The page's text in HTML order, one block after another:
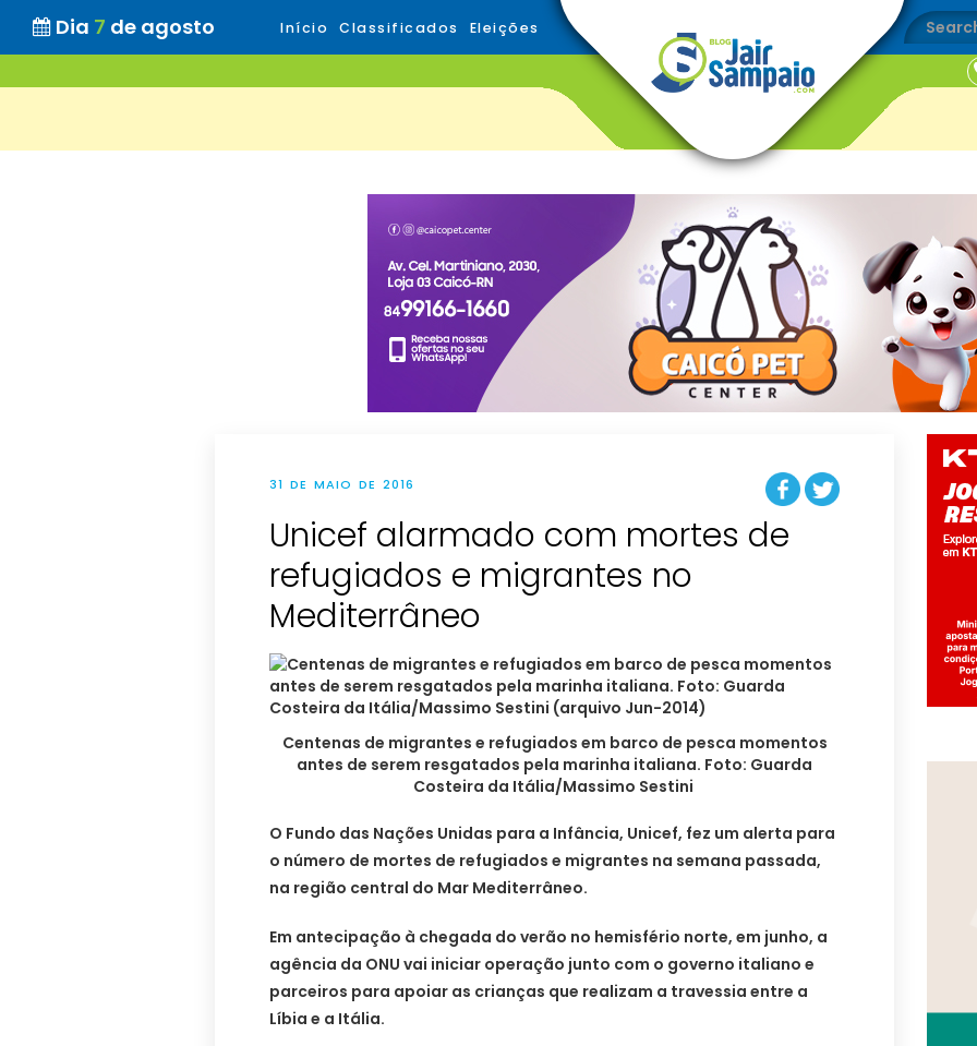
Dia 7 de agosto Início Classificados Eleições
31 DE MAIO DE 2016
Unicef alarmado com mortes de
refugiados e migrantes no
Mediterrâneo
Centenas de migrantes e refugiados em barco de pesca momentos
antes de serem resgatados pela marinha italiana. Foto: Guarda
Costeira da Itália/Massimo Sestini
O Fundo das Nações Unidas para a Infância, Unicef, fez um alerta para
o número de mortes de refugiados e migrantes na semana passada,
na região central do Mar Mediterrâneo.
Em antecipação à chegada do verão no hemisfério norte, em junho, a
agência da ONU vai iniciar operação junto com o governo italiano e
parceiros para apoiar as crianças que realizam a travessia entre a
Líbia e a Itália.